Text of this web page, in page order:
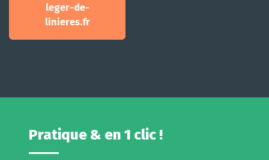
leger-de-
linieres.fr
Pratique & en 1 clic !